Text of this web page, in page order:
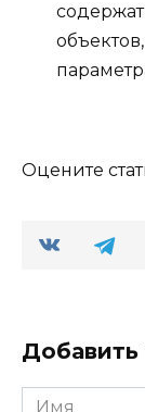
Оцените
Имя